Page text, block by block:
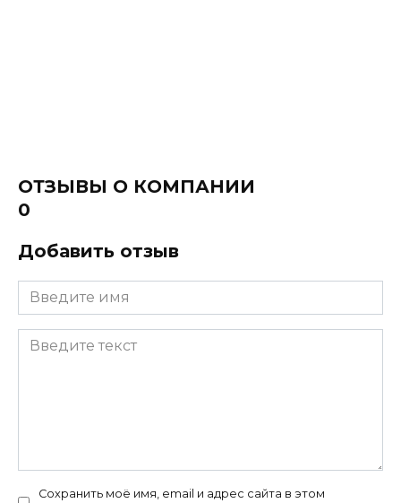
ОТЗЫВЫ О КОМПАНИИ
0
Добавить отзыв
Сохранить моё имя, email и адрес сайта в этом